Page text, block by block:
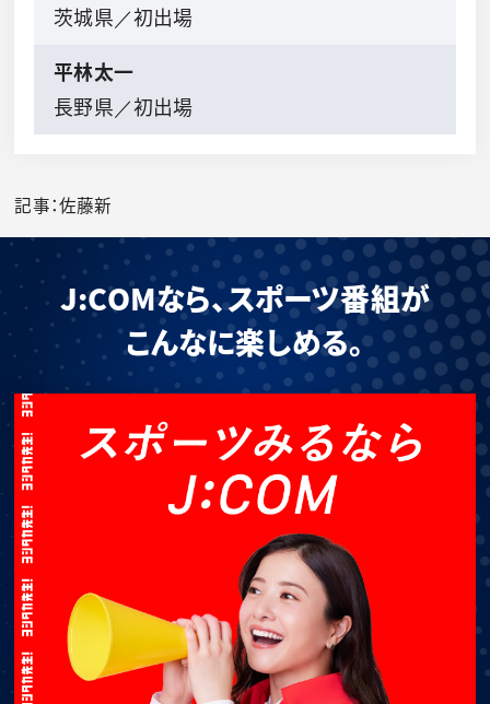
茨城県／初出場
平林太一
長野県／初出場
記事：佐藤新
J:COMなら、スポーツ番組が
こんなに楽しめる。